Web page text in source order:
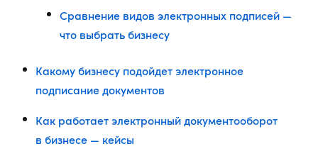
Сравнение видов электронных подписей —
что выбрать бизнесу
Какому бизнесу подойдет электронное
подписание документов
Как работает электронный документооборот
в бизнесе — кейсы